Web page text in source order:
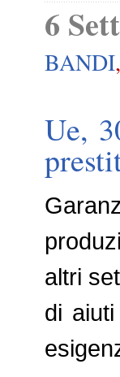
6
BANDI,
Ue,
altri
di